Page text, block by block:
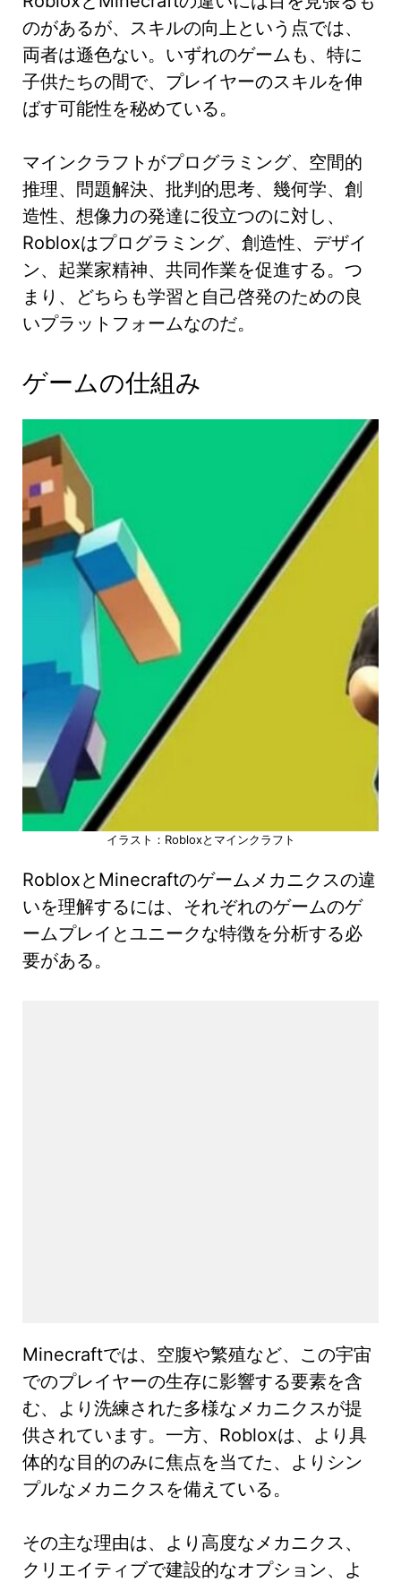
のがあるが、スキルの向上という点では、
両者は遜色ない。いずれのゲームも、特に
子供たちの間で、プレイヤーのスキルを伸
ばす可能性を秘めている。
マインクラフトがプログラミング、空間的
推理、問題解決、批判的思考、幾何学、創
造性、想像力の発達に役立つのに対し、
Robloxはプログラミング、創造性、デザイ
ン、起業家精神、共同作業を促進する。つ
まり、どちらも学習と自己啓発のための良
いプラットフォームなのだ。
ゲームの仕組み
イラスト：Robloxとマインクラフト
RobloxとMinecraftのゲームメカニクスの違
いを理解するには、それぞれのゲームのゲ
ームプレイとユニークな特徴を分析する必
要がある。
Minecraftでは、空腹や繁殖など、この宇宙
でのプレイヤーの生存に影響する要素を含
む、より洗練された多様なメカニクスが提
供されています。一方、Robloxは、より具
体的な目的のみに焦点を当てた、よりシン
プルなメカニクスを備えている。
その主な理由は、より高度なメカニクス、
クリエイティブで建設的なオプション、よ